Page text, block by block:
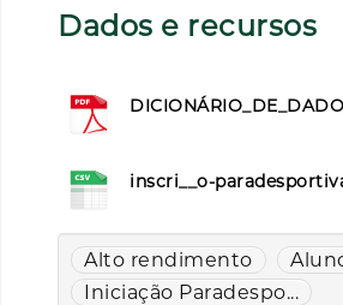
Dados e recursos
inscri__o-
Alto rendimento
Iniciação Paradespo...